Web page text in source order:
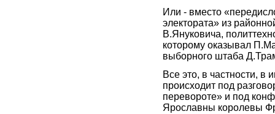
Или - вместо
электората» из
В.Януковича,
которому оказывал
выборного штаба
Все это, в частности, в
происходит под
перевороте» и под
Ярославны королевы